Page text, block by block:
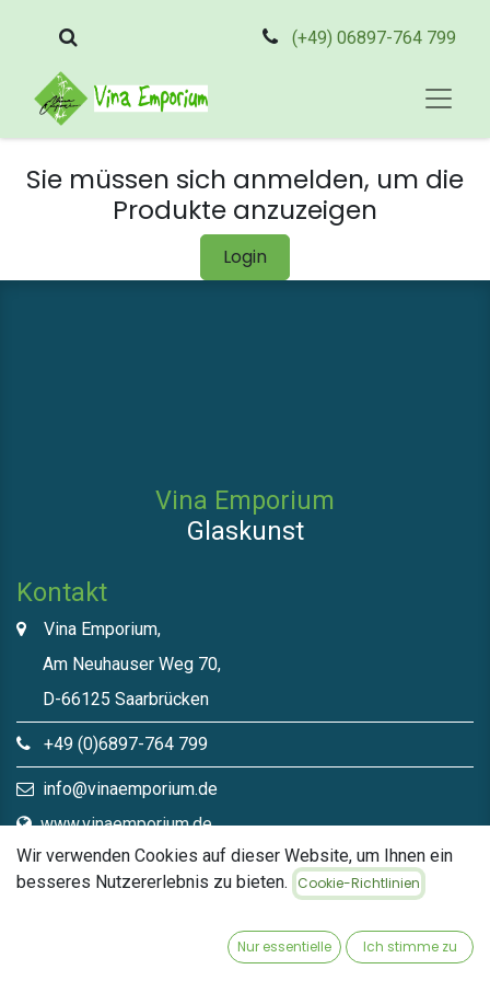
(+49) 06897-764 799
Sie müssen sich anmelden, um die
Produkte anzuzeigen
Login
Vina Emporium
Glaskunst
Kontakt
Vina Emporium,
Am Neuhauser Weg 70,
D-66125 Saarbrücken
+49 (0)6897-764 799
info@vinaemporium.de
www.vinaemporium.de
Direktlinks​
Wir verwenden Cookies auf dieser Website, um Ihnen ein
besseres Nutzererlebnis zu bieten.
Cookie-Richtlinien
Nur essentielle Ich stimme zu